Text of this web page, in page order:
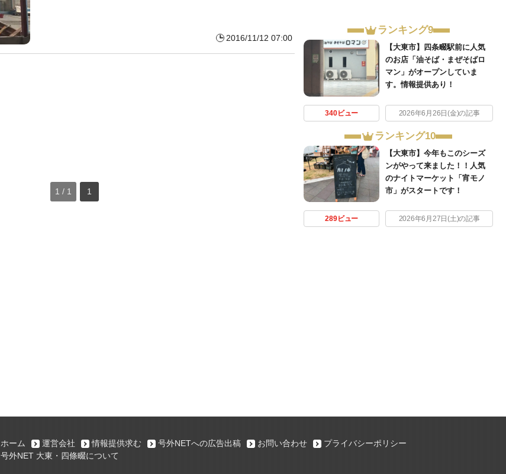
2016/11/12 07:00
1 / 1 1
ランキング9
【大東市】四条畷駅前に人気
のお店「油そば・まぜそばロ
マン」がオープンしていま
す。情報提供あり！
340ビュー 2026年6月26日(金)の記事
ランキング10
【大東市】今年もこのシーズ
ンがやって来ました！！人気
のナイトマーケット「宵モノ
市」がスタートです！
289ビュー 2026年6月27日(土)の記事
ホーム 運営会社 情報提供求む 号外NETへの広告出稿 お問い合わせ
プライバシーポリシー
号外NET 大東・四條畷について